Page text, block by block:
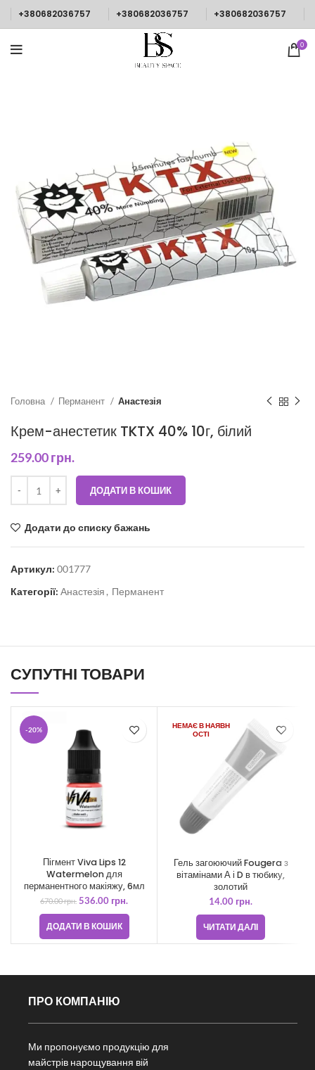
+380682036757 +380682036757 +380682036757
0
Головна Перманент Анастезія
Крем-анестетик TKTX 40% 10г, білий
259.00грн.
ДОДАТИ В КОШИК
Додати до списку бажань
Артикул: 001777
Категорії: Анастезія , Перманент
СУПУТНІ ТОВАРИ
-20%
Пігмент Viva Lips 12
Watermelon для
перманентного макіяжу, 6мл
670.00грн. 536.00 грн.
ДОДАТИ В КОШИК
НЕМАЄ В НАЯВН
ОСТІ
Гель загоюючий Fougera з
вітамінами А і D в тюбику,
золотий
14.00 грн.
ЧИТАТИ ДАЛІ
ПРО КОМПАНІЮ
Ми пропонуємо продукцію для
майстрів нарощування вій